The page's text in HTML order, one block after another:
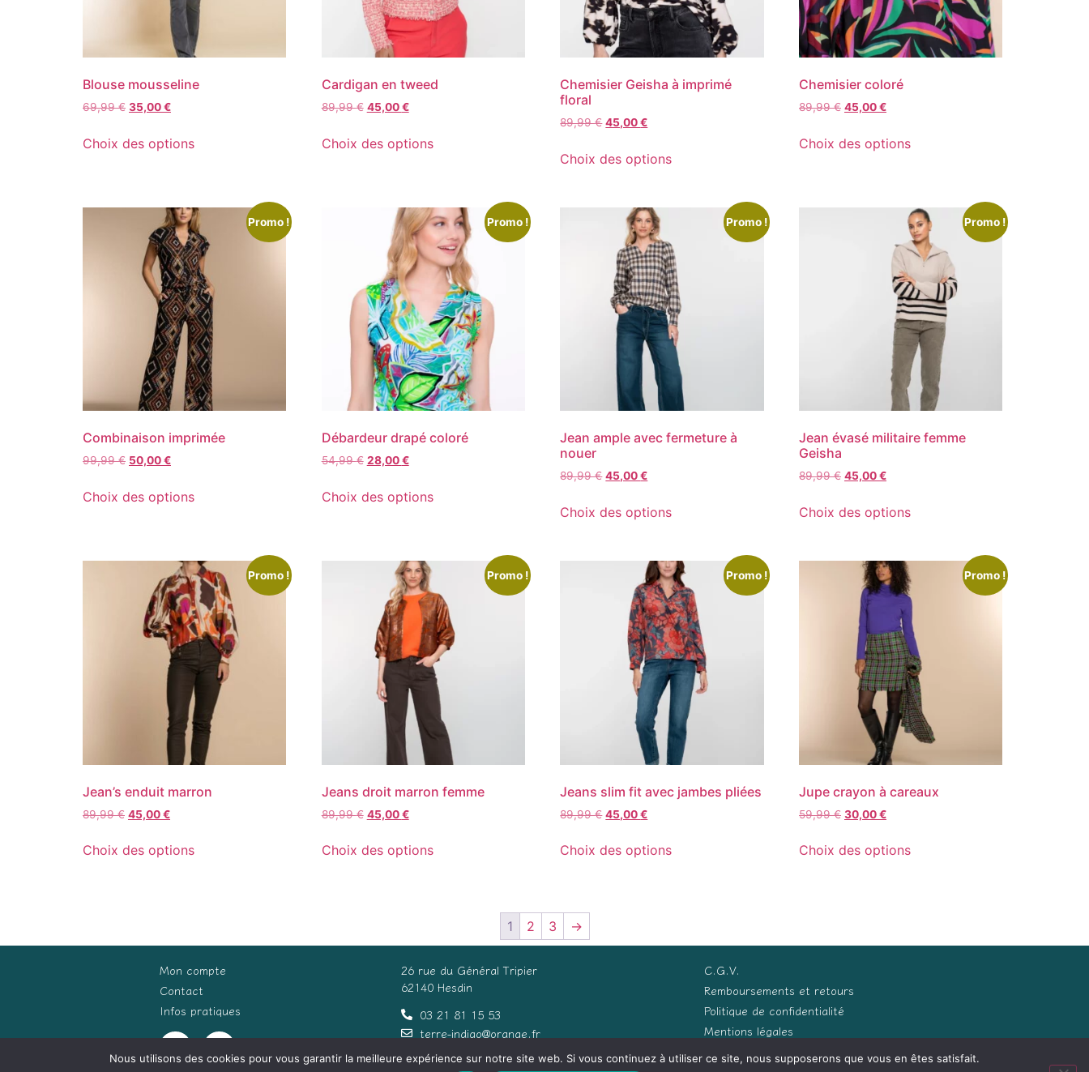
Blouse mousseline
69,99€ 35,00€
Choix des options
Cardigan en tweed
89,99€ 45,00€
Choix des options
Chemisier Geisha à imprimé
floral
89,99€ 45,00€
Choix des options
Chemisier coloré
89,99€ 45,00€
Choix des options
Promo !
Combinaison imprimée
99,99€ 50,00€
Choix des options
Promo !
Débardeur drapé coloré
54,99€ 28,00€
Choix des options
Promo !
Jean ample avec fermeture à
nouer
89,99€ 45,00€
Choix des options
Promo !
Jean évasé militaire femme
Geisha
89,99€ 45,00€
Choix des options
Promo !
Jean’s enduit marron
89,99€ 45,00€
Choix des options
Promo !
Jeans droit marron femme
89,99€ 45,00€
Choix des options
Promo !
Jeans slim fit avec jambes pliées
89,99€ 45,00€
Choix des options
Promo !
Jupe crayon à careaux
59,99€ 30,00€
Choix des options
1 2 3 →
Mon compte
Contact
Infos pratiques
26 rue du Général Tripier
62140 Hesdin
03 21 81 15 53
terre-indigo@orange.fr
C.G.V.
Remboursements et retours
Politique de confidentialité
Mentions légales
Conception Process Développements
Nous utilisons des cookies pour vous garantir la meilleure expérience sur notre site web. Si vous continuez à utiliser ce site, nous supposerons que vous en êtes satisfait.